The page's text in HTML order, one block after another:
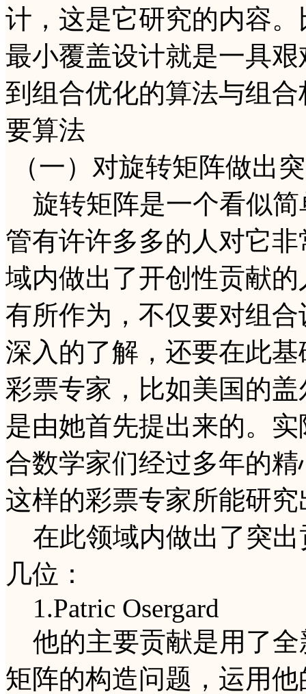
计，这是它研究的内容
最小覆盖设计就是一具
到组合优化的算法与组
要算法
（一）对旋转矩阵做出
旋转矩阵是一个看似简
管有许许多多的人对它
域内做出了开创性贡献
有所作为，不仅要对组
深入的了解，还要在此
彩票专家，比如美国的
是由她首先提出来的。
合数学家们经过多年的
这样的彩票专家所能研
在此领域内做出了突出
几位：
1.Patric Osergard
他的主要贡献是用了全
矩阵的构造问题，运用